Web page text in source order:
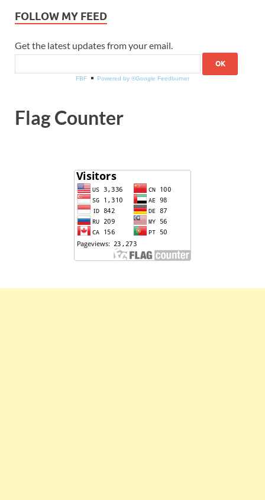
FOLLOW MY FEED
Get the latest updates from your email.
FBF Powered by ®Google Feedburner
Flag Counter